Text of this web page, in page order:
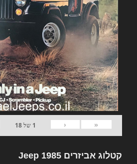
«
‹
1 של18
קטלוג אביזרים Jeep 1985